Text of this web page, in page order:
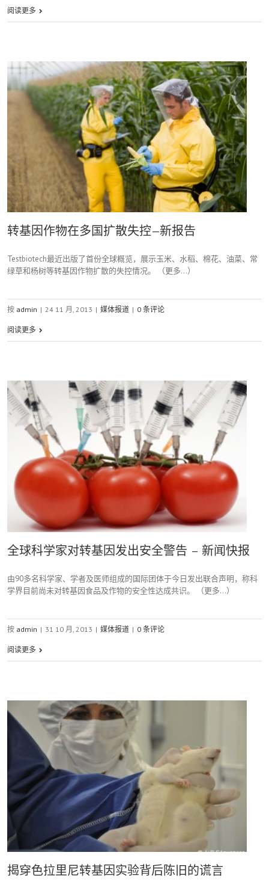
阅读更多
转基因作物在多国扩散失控—新报告
Testbiotech最近出版了首份全球概览，展示玉米、水稻、棉花、油菜、常
绿草和杨树等转基因作物扩散的失控情况。 （更多…）
按 admin | 24 11 月, 2013 | 媒体报道 | 0 条评论
阅读更多
全球科学家对转基因发出安全警告 – 新闻快报
由90多名科学家、学者及医师组成的国际团体于今日发出联合声明，称科
学界目前尚未对转基因食品及作物的安全性达成共识。 （更多…）
按 admin | 31 10 月, 2013 | 媒体报道 | 0 条评论
阅读更多
揭穿色拉里尼转基因实验背后陈旧的谎言